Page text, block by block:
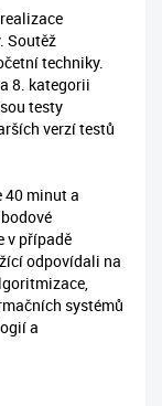
Soutěž
techniky.
8. kategorii
testy
verzí testů
40 minut a
v případě
odpovídali na
systémů
a